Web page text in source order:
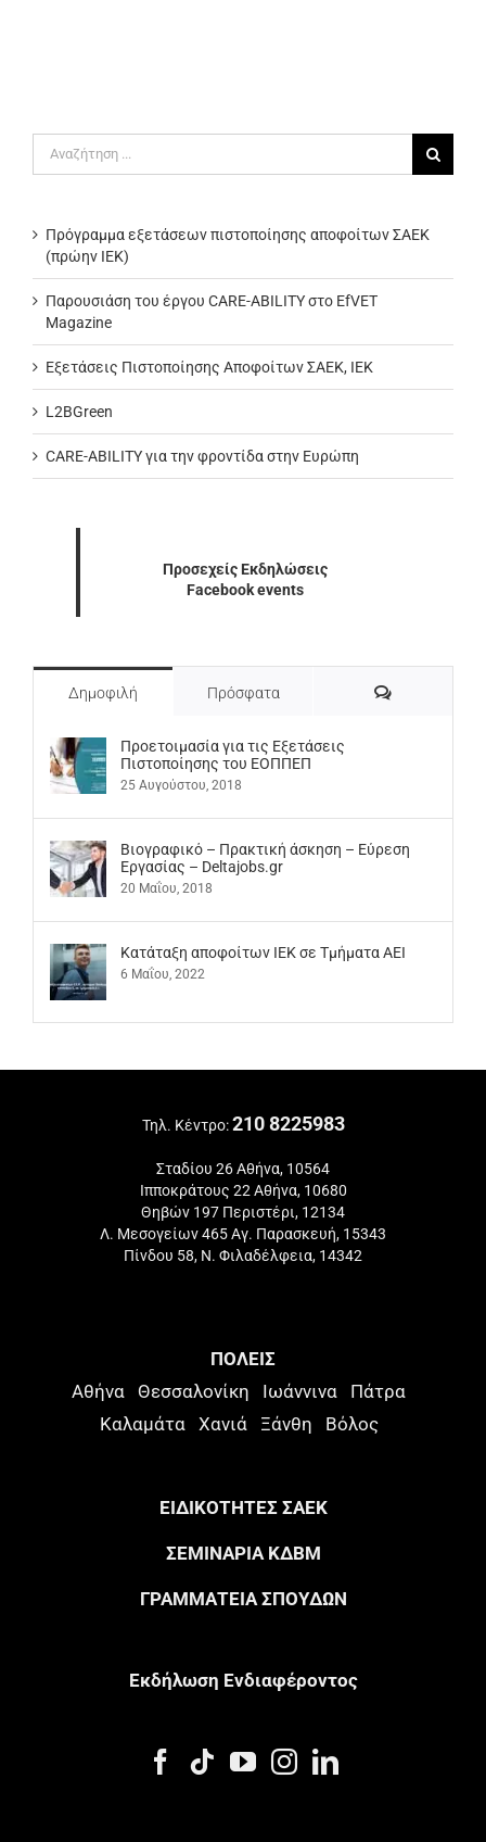
Πρόγραμμα εξετάσεων πιστοποίησης αποφοίτων ΣΑΕΚ
(πρώην ΙΕΚ)
Παρουσιάση του έργου CARE-ABILITY στο EfVET
Magazine
Εξετάσεις Πιστοποίησης Αποφοίτων ΣΑΕΚ, ΙΕΚ
L2BGreen
CARE-ABILITY για την φροντίδα στην Ευρώπη
Προσεχείς Εκδηλώσεις
Facebook events
Δημοφιλή Πρόσφατα Σχόλια
Προετοιμασία για τις Εξετάσεις
Πιστοποίησης του ΕΟΠΠΕΠ
25 Αυγούστου, 2018
Βιογραφικό – Πρακτική άσκηση – Εύρεση
Εργασίας – Deltajobs.gr
20 Μαΐου, 2018
Kατάταξη αποφοίτων ΙΕΚ σε Τμήματα ΑΕΙ
6 Μαΐου, 2022
Τηλ. Κέντρο:210 8225983
Σταδίου 26 Αθήνα, 10564
Ιπποκράτους 22 Αθήνα, 10680
Θηβών 197 Περιστέρι, 12134
Λ. Μεσογείων 465 Αγ. Παρασκευή, 15343
Πίνδου 58, Ν. Φιλαδέλφεια, 14342
ΠΟΛΕΙΣ
Αθήνα Θεσσαλονίκη Ιωάννινα
Πάτρα
Καλαμάτα
Χανιά Ξάνθη Βόλος
ΕΙΔΙΚΟΤΗΤΕΣ ΣΑΕΚ
ΣΕΜΙΝΑΡΙΑ ΚΔΒΜ
ΓΡΑΜΜΑΤΕΙΑ ΣΠΟΥΔΩΝ
Eκδήλωση Eνδιαφέροντος